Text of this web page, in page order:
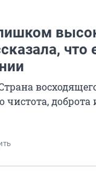
что
доброта